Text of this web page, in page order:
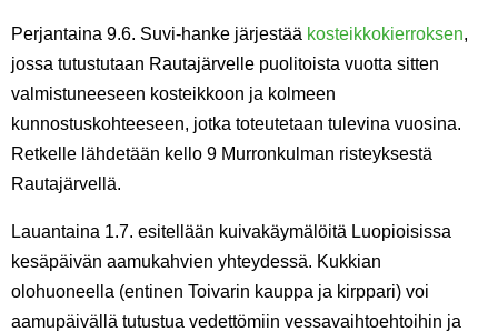
Perjantaina 9.6. Suvi-hanke järjestää kosteikkokierroksen,
jossa tutustutaan Rautajärvelle puolitoista vuotta sitten
valmistuneeseen kosteikkoon ja kolmeen
kunnostuskohteeseen, jotka toteutetaan tulevina vuosina.
Retkelle lähdetään kello 9 Murronkulman risteyksestä
Rautajärvellä.
Lauantaina 1.7. esitellään kuivakäymälöitä Luopioisissa
kesäpäivän aamukahvien yhteydessä. Kukkian
olohuoneella (entinen Toivarin kauppa ja kirppari) voi
aamupäivällä tutustua vedettömiin vessavaihtoehtoihin ja